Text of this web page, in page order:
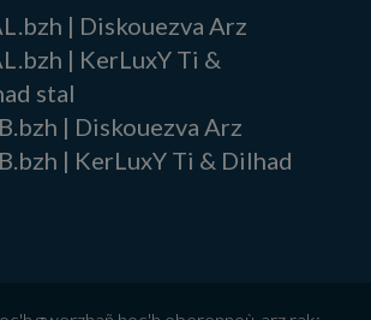
| Diskouezva Arz
| KerLuxY Ti &
stal
| Diskouezva Arz
| KerLuxY Ti & Dilhad